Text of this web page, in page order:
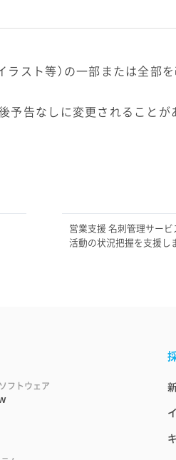
スト等）の一部または全部
予告なしに変更されること
営業支援 名刺管理サービ
活動の状況把握を支援し
フトウェア